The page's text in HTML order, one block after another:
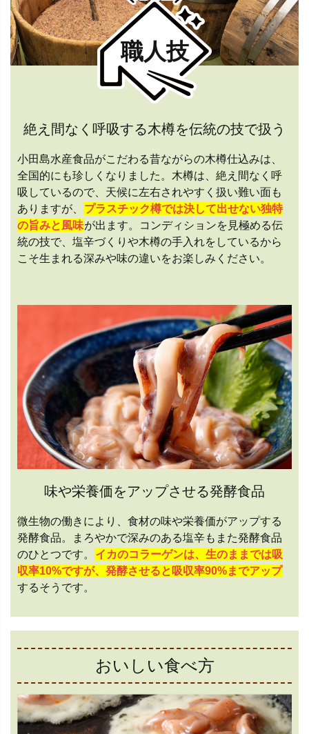
職人技
絶え間なく呼吸する木樽を伝統の技で扱う
小田島水産食品がこだわる昔ながらの木樽仕込みは、
全国的にも珍しくなりました。木樽は、絶え間なく呼
吸しているので、天候に左右されやすく扱い難い面も
ありますが、
プラスチック樽では決して出せない独特
の旨みと風味が出ます。コンディションを見極める伝
統の技で、塩辛づくりや木樽の手入れをしているから
こそ生まれる深みや味の違いをお楽しみください。
味や栄養価をアップさせる発酵食品
微生物の働きにより、食材の味や栄養価がアップする
発酵食品。まろやかで深みのある塩辛もまた発酵食品
のひとつです。
イカのコラーゲンは、生のままでは吸
収率10%ですが、発酵させると吸収率90%までアップ
するそうです。
おいしい食べ方